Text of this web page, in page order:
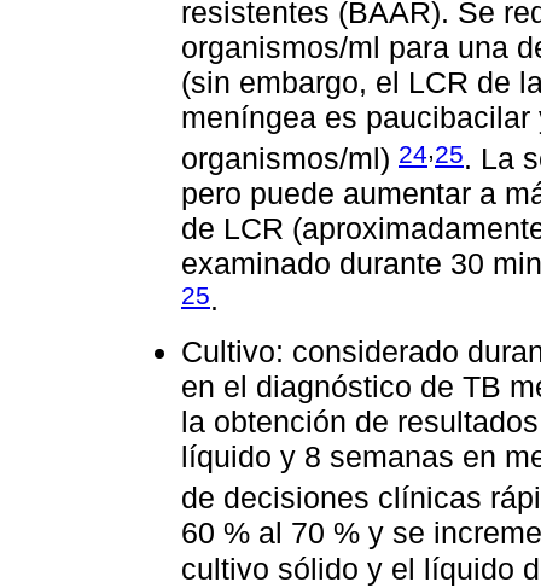
resistentes (BAAR). Se
organismos/ml para una
(sin embargo, el LCR de
meníngea es
organismos/ml) 24,25. La
pero puede aumentar a
de LCR
examinado durante 30
25.
Cultivo: considerado
en el diagnóstico de TB
la obtención de
líquido y 8 semanas en
de decisiones clínicas
60 % al 70 % y se
cultivo sólido y el líquido